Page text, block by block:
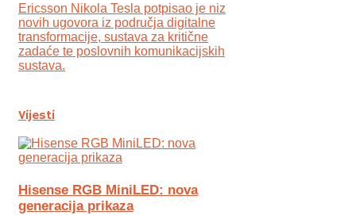
Ericsson Nikola Tesla potpisao je niz
novih ugovora iz područja digitalne
transformacije, sustava za kritične
zadaće te poslovnih komunikacijskih
sustava.
Vijesti
Hisense RGB MiniLED: nova
generacija prikaza